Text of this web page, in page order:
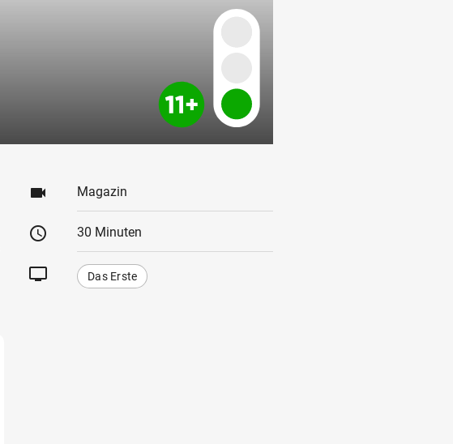
videocam Magazin
schedule 30 Minuten
tv Das Erste